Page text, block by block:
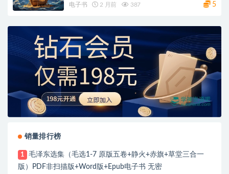
电子书 2 月前 387 5
销量排行榜
1
毛泽东选集（毛选1-7 原版五卷+静火+赤旗+草堂三合一
版）PDF非扫描版+Word版+Epub电子书 无密